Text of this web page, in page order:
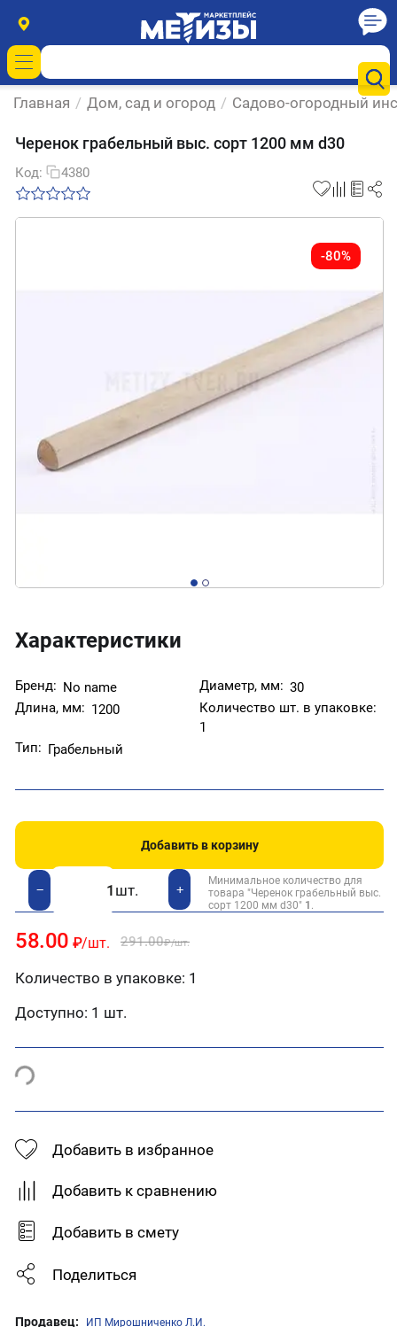
Главная / Дом, сад и огород / Садово-огородный
Черенок грабельный выс. сорт 1200 мм d30
Код: 4380
-80%
Характеристики
Бренд: No name Диаметр, мм: 30
Длина, мм: 1200
Количество шт. в упаковке:
1
Тип: Грабельный
Добавить в корзину
+
шт.
−
Минимальное количество для
товара "Черенок грабельный выс.
сорт 1200 мм d30" 1 .
58.00 ₽/шт. 291.00₽/шт.
Количество в упаковке: 1
Доступно: 1 шт.
Добавить в избранное
Добавить к сравнению
Добавить в смету
Поделиться
Продавец: ИП Мирошниченко Л.И.